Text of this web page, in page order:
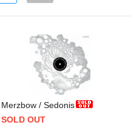
Merzbow / Sedonis
SOLD OUT